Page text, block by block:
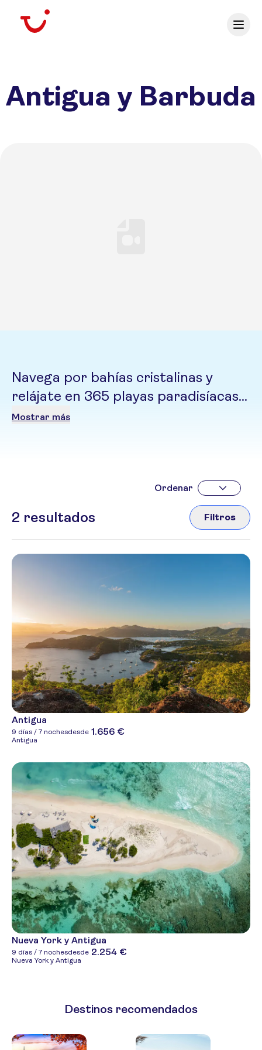
Antigua y Barbuda
Navega por bahías cristalinas y
relájate en 365 playas paradisíacas,
una para cada día del año. Antigua y
Mostrar más
2 resultados
Ordenar
Filtros
Antigua
9 días / 7 nochesdesde 1.656 €
Antigua
Nueva York y Antigua
9 días / 7 nochesdesde 2.254 €
Nueva York y Antigua
Destinos recomendados